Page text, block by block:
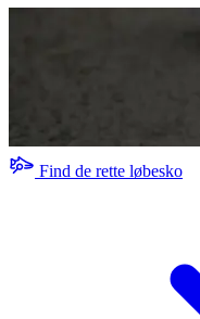
Find de rette løbesko